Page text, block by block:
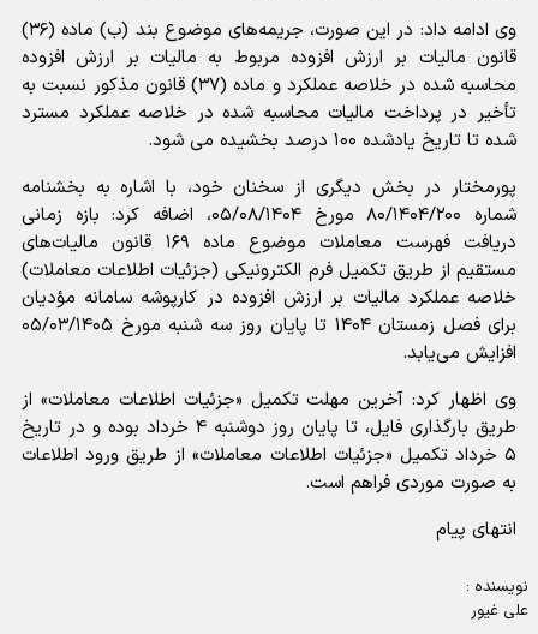
وی ادامه داد: در این صورت، جریمه‌های موضوع بند (ب) ماده (۳۶)
قانون مالیات بر ارزش افزوده مربوط به مالیات بر ارزش افزوده
محاسبه شده در خلاصه عملکرد و ماده (۳۷) قانون مذکور نسبت به
تأخیر در پرداخت مالیات محاسبه شده در خلاصه عملکرد مسترد
شده تا تاریخ یادشده ۱۰۰ درصد بخشیده می شود.
پورمختار در بخش دیگری از سخنان خود، با اشاره به بخشنامه
شماره ۸۰/۱۴۰۴/۲۰۰ مورخ ۰۵/۰۸/۱۴۰۴، اضافه کرد: بازه زمانی
دریافت فهرست معاملات موضوع ماده ۱۶۹ قانون مالیات‌های
مستقیم از طریق تکمیل فرم الکترونیکی (جزئیات اطلاعات معاملات)
خلاصه عملکرد مالیات بر ارزش افزوده در کارپوشه سامانه مؤدیان
برای فصل زمستان ۱۴۰۴ تا پایان روز سه شنبه مورخ ۰۵/۰۳/۱۴۰۵
افزایش می‌یابد.
وی اظهار کرد: آخرین مهلت تکمیل «جزئیات اطلاعات معاملات» از
طریق بارگذاری فایل، تا پایان روز دوشنبه ۴ خرداد بوده و در تاریخ
۵ خرداد تکمیل «جزئیات اطلاعات معاملات» از طریق ورود اطلاعات
به صورت موردی فراهم است.
انتهای پیام
نویسنده :
علی غیور